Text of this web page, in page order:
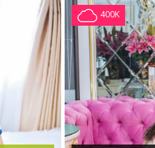
400K